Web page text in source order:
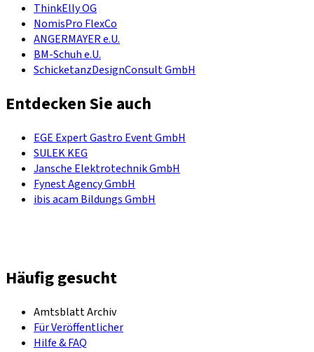
ThinkElly OG
NomisPro FlexCo
ANGERMAYER e.U.
BM-Schuh e.U.
SchicketanzDesignConsult GmbH
Entdecken Sie auch
EGE Expert Gastro Event GmbH
SULEK KEG
Jansche Elektrotechnik GmbH
Fynest Agency GmbH
ibis acam Bildungs GmbH
Häufig gesucht
Amtsblatt Archiv
Für Veröffentlicher
Hilfe & FAQ